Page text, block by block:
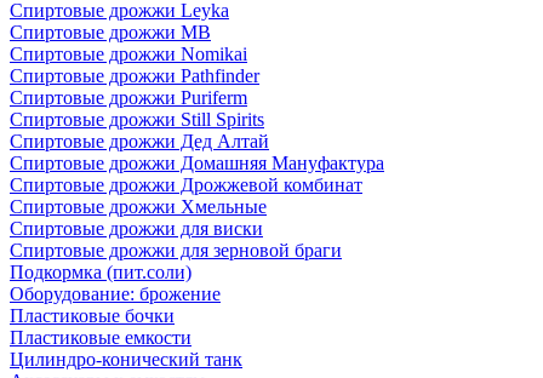
Спиртовые дрожжи Leyka
Спиртовые дрожжи MB
Спиртовые дрожжи Nomikai
Спиртовые дрожжи Pathfinder
Спиртовые дрожжи Puriferm
Спиртовые дрожжи Still Spirits
Спиртовые дрожжи Дед Алтай
Спиртовые дрожжи Домашняя Мануфактура
Спиртовые дрожжи Дрожжевой комбинат
Спиртовые дрожжи Хмельные
Спиртовые дрожжи для виски
Спиртовые дрожжи для зерновой браги
Подкормка (пит.соли)
Оборудование: брожение
Пластиковые бочки
Пластиковые емкости
Цилиндро-конический танк